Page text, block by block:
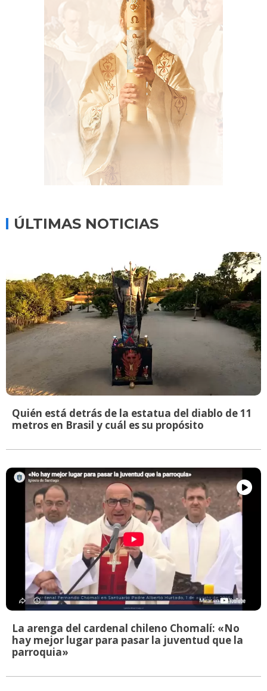
ÚLTIMAS NOTICIAS
Quién está detrás de la estatua del diablo de 11
metros en Brasil y cuál es su propósito
La arenga del cardenal chileno Chomalí: «No
hay mejor lugar para pasar la juventud que la
parroquia»